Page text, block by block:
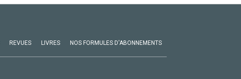
REVUES LIVRES NOS FORMULES D'ABONNEMENTS